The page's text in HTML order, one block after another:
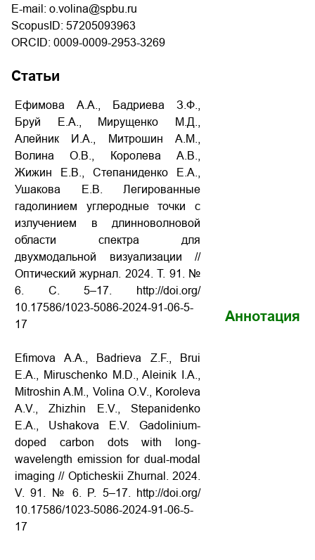
E-mail: o.volina@spbu.ru
ScopusID: 57205093963
ORCID: 0009-0009-2953-3269
Статьи
Ефимова А.А., Бадриева З.Ф.,
Бруй Е.А., Мирущенко М.Д.,
Алейник И.А., Митрошин А.М.,
Волина О.В., Королева А.В.,
Жижин Е.В., Степаниденко Е.А.,
Ушакова Е.В. Легированные
гадолинием углеродные точки с
излучением в длинноволновой
области спектра для
двухмодальной визуализации //
Оптический журнал. 2024. Т. 91. №
6. С. 5–17. http://doi.org/
10.17586/1023-5086-2024-91-06-5-
17
Efimova A.A., Badrieva Z.F., Brui
E.A., Miruschenko M.D., Aleinik I.A.,
Mitroshin A.M., Volina O.V., Koroleva
A.V., Zhizhin E.V., Stepanidenko
E.A., Ushakova E.V. Gadolinium-
doped carbon dots with long-
wavelength emission for dual-modal
imaging // Opticheskii Zhurnal. 2024.
V. 91. № 6. P. 5–17. http://doi.org/
10.17586/1023-5086-2024-91-06-5-
17
Аннотация